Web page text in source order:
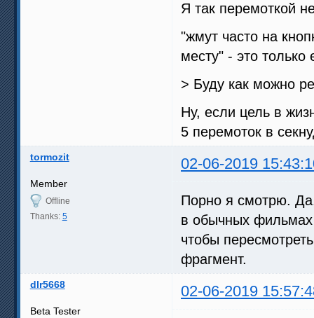
Я так перемоткой
"жмут часто на
месту" - это
> Буду как можно
Ну, если цель в
5 перемоток в
tormozit 02-06-2019
Member
Offline
Thanks: 5
Порно я смотрю.
в обычных фильмах
чтобы
фрагмент.
dlr5668 02-06-2019
Beta Tester